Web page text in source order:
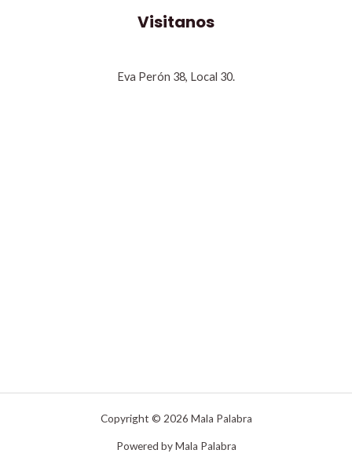
Visitanos
Eva Perón 38, Local 30.
Copyright © 2026 Mala Palabra
Powered by Mala Palabra